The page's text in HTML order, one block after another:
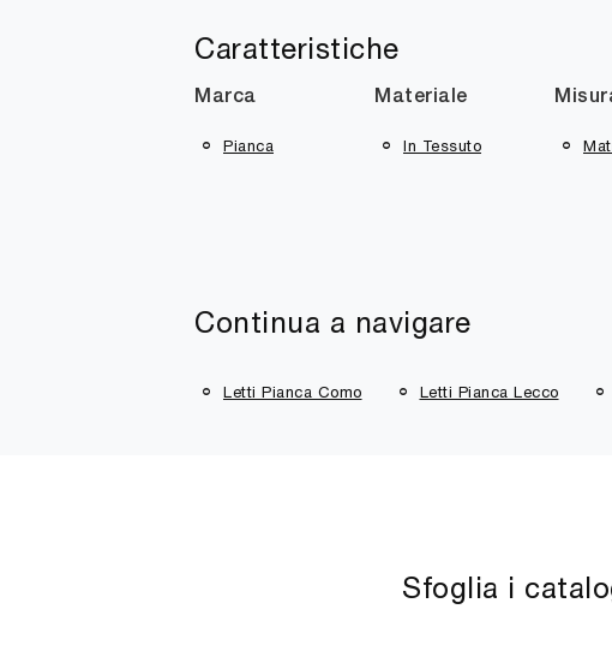
Caratteristiche
Marca
Pianca
Materiale
In Tessuto
Continua a navigare
Letti Pianca Como Letti Pianca Lecco
Sfoglia i